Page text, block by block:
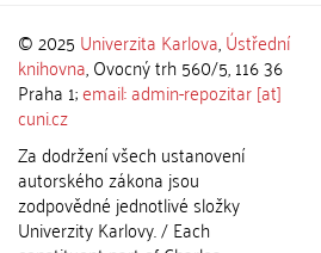
© 2025 Univerzita Karlova,Ústřední
knihovna, Ovocný trh 560/5, 116 36
Praha 1;email: admin-repozitar [at]
cuni.cz
Za dodržení všech ustanovení
autorského zákona jsou
zodpovědné jednotlivé složky
Univerzity Karlovy. / Each